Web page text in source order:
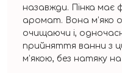
назавжди. Пінка має
аромат. Вона м’яко
очищаючи і,
прийняття ванни з
м’якою, без натяку